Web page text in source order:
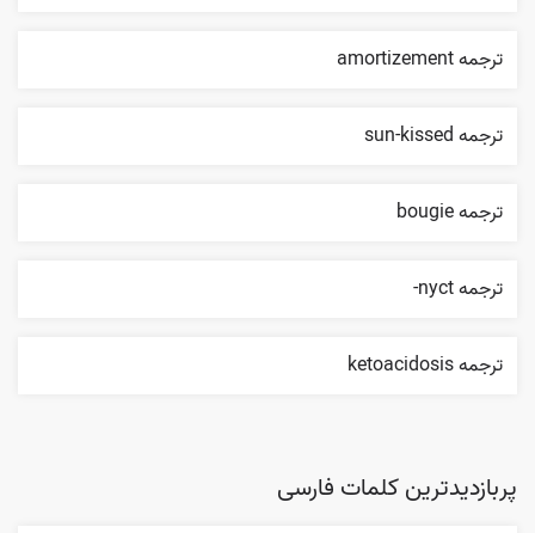
ترجمه amortizement
ترجمه sun-kissed
ترجمه bougie
ترجمه nyct-
ترجمه ketoacidosis
پربازدیدترین کلمات فارسی